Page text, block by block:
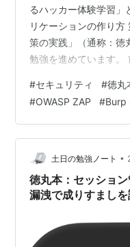
るハッカー体験学習」
リケーションの作り
策の実践」（通称：徳
勉強を進めています。
ID を URL に埋め込ま
前々回 に行った
果の「パストラバーサ
策までやっていきたい
きます。
#セキュリティ #徳丸
#OWASP ZAP #Burp
土日の勉強ノート •
徳丸本：セッショ
漏洩で成りすまし